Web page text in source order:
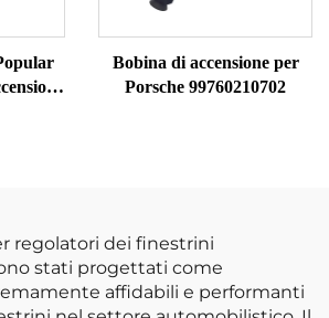
Bobina di accensione per
Porsche 99760210702
regolatori dei finestrini
stati progettati come
affidabili e performanti